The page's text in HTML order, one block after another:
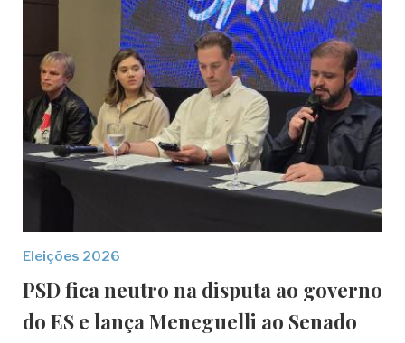
Eleições 2026
PSD fica neutro na disputa ao governo
do ES e lança Meneguelli ao Senado